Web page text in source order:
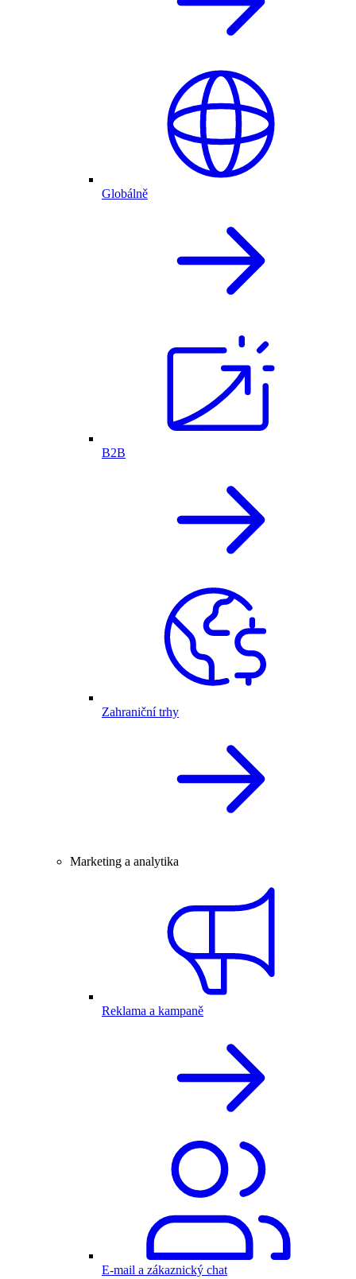
Globálně
B2B
Zahraniční trhy
Marketing a analytika
Reklama a kampaně
E-mail a zákaznický chat